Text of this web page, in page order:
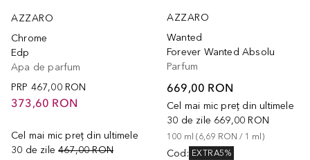
AZZARO
Chrome
Edp
Apa de parfum
PRP 467,00 RON
373,60 RON
Cel mai mic preț din ultimele
30 de zile 467,00 RON
AZZARO
Wanted
Forever Wanted Absolu
Parfum
669,00 RON
Cel mai mic preț din ultimele
30 de zile 669,00 RON
100 ml (6,69 RON / 1 ml )
Cod : EXTRA5%